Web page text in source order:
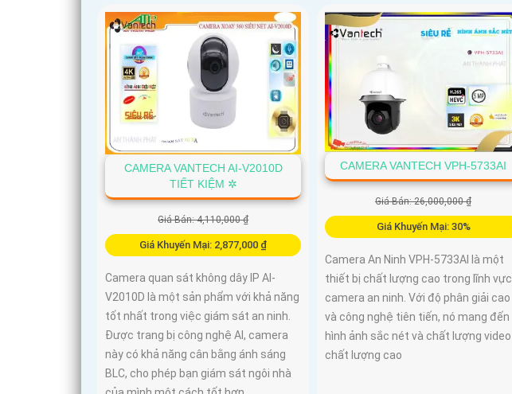
CAMERA VANTECH AI-V2010D
TIẾT KIỆM ✲
Giá Bán: 4,110,000 ₫
Giá Khuyến Mại: 2,877,000 ₫
Camera quan sát không dây IP AI-
V2010D là một sản phẩm với khả năng
tốt nhất trong việc giám sát an ninh.
Được trang bị công nghệ AI, camera
này có khả năng cân bằng ánh sáng
BLC, cho phép bạn giám sát ngôi nhà
CAMERA VANTECH VPH-5733AI
Giá Bán: 26,000,000 ₫
Giá Khuyến Mại: 30%
Camera An Ninh VPH-5733AI là một
thiết bị chất lượng cao trong lĩnh vực
camera an ninh. Với độ phân giải cao
và công nghệ tiên tiến, nó mang đến
hình ảnh sắc nét và chất lượng video
chất lượng cao